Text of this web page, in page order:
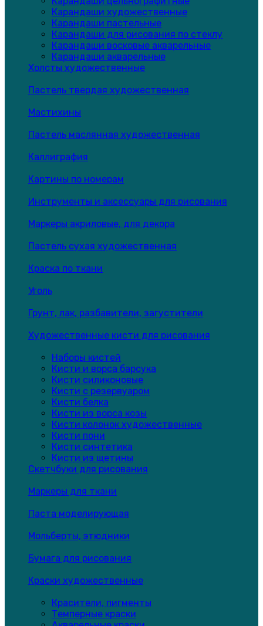
Карандаши художественные
Карандаши пастельные
Карандаши для рисования по стеклу
Карандаши восковые акварельные
Карандаши акварельные
Холсты художественные
Пастель твердая художественная
Мастихины
Пастель маслянная художественная
Каллиграфия
Картины по номерам
Инструменты и аксессуары для рисования
Маркеры акриловые, для декора
Пастель сухая художественная
Краска по ткани
Уголь
Грунт, лак, разбавители, загустители
Художественные кисти для рисования
Наборы кистей
Кисти и ворса барсука
Кисти силиконовые
Кисти с резервуаром
Кисти белка
Кисти из ворса козы
Кисти колонок художественные
Кисти пони
Кисти синтетика
Кисти из щетины
Скетчбуки для рисования
Маркеры для ткани
Паста моделирующая
Мольберты, этюдники
Бумага для рисования
Краски художественные
Красители, пигменты
Темперные краски